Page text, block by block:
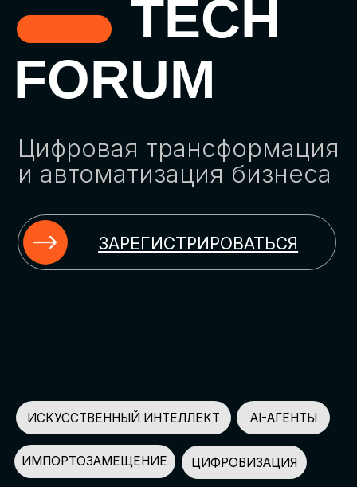
Цифровая трансформация
и автоматизация бизнеса
ЗАРЕГИСТРИРОВАТЬСЯ
ИСКУССТВЕННЫЙ ИНТЕЛЛЕКТ
НЕЙРОСЕТИ ДЛЯ БИЗНЕСА
КЭДО
ЦИФРОВИЗАЦИЯ
АВТОМАТИЗАЦИЯ HR
АВТОМАТИЗАЦИЯ МАРКЕТИНГА И ПРОДАЖ
AI-АССИСТЕНТЫ
ЧАТ-БОТЫ
ИМПОРТОЗАМЕЩЕНИЕ